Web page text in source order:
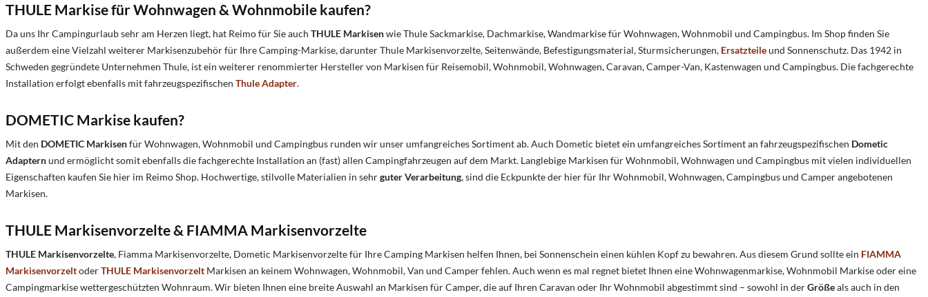
THULE Markise für Wohnwagen & Wohnmobile kaufen?
Da uns Ihr Campingurlaub sehr am Herzen liegt, hat Reimo für Sie auch THULE Markisenwie Thule Sackmarkise, Dachmarkise, Wandmarkise für Wohnwagen, Wohnmobil und Campingbus. Im Shop finden Sie
außerdem eine Vielzahl weiterer Markisenzubehör für Ihre Camping-Markise, darunter Thule Markisenvorzelte, Seitenwände, Befestigungsmaterial, Sturmsicherungen, Ersatzteileund Sonnenschutz. Das 1942 in
Schweden gegründete Unternehmen Thule, ist ein weiterer renommierter Hersteller von Markisen für Reisemobil, Wohnmobil, Wohnwagen, Caravan, Camper-Van, Kastenwagen und Campingbus. Die fachgerechte
Installation erfolgt ebenfalls mit fahrzeugspezifischen Thule Adapter.
DOMETIC Markise kaufen?
Mit den DOMETIC Markisenfür Wohnwagen, Wohnmobil und Campingbus runden wir unser umfangreiches Sortiment ab. Auch Dometic bietet ein umfangreiches Sortiment an fahrzeugspezifischen Dometic
Adapternund ermöglicht somit ebenfalls die fachgerechte Installation an (fast) allen Campingfahrzeugen auf dem Markt. Langlebige Markisen für Wohnmobil, Wohnwagen und Campingbus mit vielen individuellen
Eigenschaften kaufen Sie hier im Reimo Shop. Hochwertige, stilvolle Materialien in sehrguter Verarbeitung, sind die Eckpunkte der hier für Ihr Wohnmobil, Wohnwagen, Campingbus und Camper angebotenen
Markisen.
THULE Markisenvorzelte & FIAMMA Markisenvorzelte
THULE Markisenvorzelte, Fiamma Markisenvorzelte, Dometic Markisenvorzelte für Ihre Camping Markisen helfen Ihnen, bei Sonnenschein einen kühlen Kopf zu bewahren. Aus diesem Grund sollte ein FIAMMA
MarkisenvorzeltoderTHULE Markisenvorzelt Markisen an keinem Wohnwagen, Wohnmobil, Van und Camper fehlen. Auch wenn es mal regnet bietet Ihnen eine Wohnwagenmarkise, Wohnmobil Markise oder eine
Campingmarkise wettergeschützten Wohnraum. Wir bieten Ihnen eine breite Auswahl an Markisen für Camper, die auf Ihren Caravan oder Ihr Wohnmobil abgestimmt sind – sowohl in derGrößeals auch in den